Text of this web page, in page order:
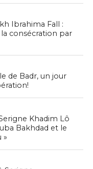
Ibrahima Fall :
consécration par
de Badr, un jour
Khadim Lô
Bakhdad et le
»